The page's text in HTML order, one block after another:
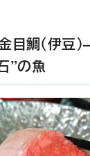
目鯛（伊豆
”の魚